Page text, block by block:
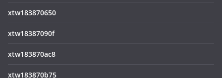
xtw183870650
xtw18387090f
xtw183870ac8
xtw183870b75